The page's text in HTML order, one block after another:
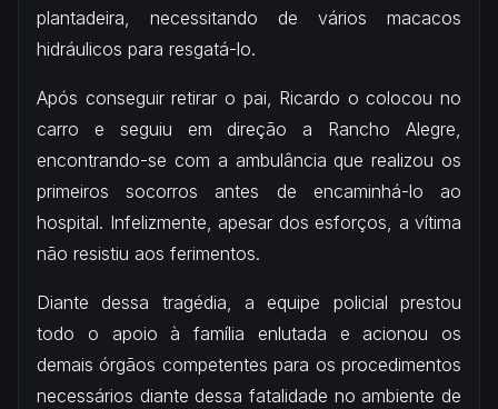
plantadeira, necessitando de vários macacos
hidráulicos para resgatá-lo.
Após conseguir retirar o pai, Ricardo o colocou no
carro e seguiu em direção a Rancho Alegre,
encontrando-se com a ambulância que realizou os
primeiros socorros antes de encaminhá-lo ao
hospital. Infelizmente, apesar dos esforços, a vítima
não resistiu aos ferimentos.
Diante dessa tragédia, a equipe policial prestou
todo o apoio à família enlutada e acionou os
demais órgãos competentes para os procedimentos
necessários diante dessa fatalidade no ambiente de